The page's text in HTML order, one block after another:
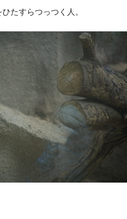
たすらつっつく人。